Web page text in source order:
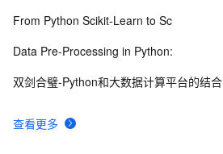
查看更多
From Python Scikit-Learn to Sc
Data Pre-Processing in Python:
双剑合璧-Python和大数据计算平台的结合